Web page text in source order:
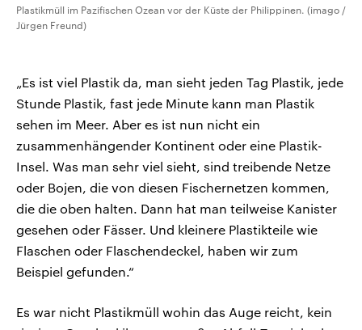
Plastikmüll im Pazifischen Ozean vor der Küste der Philippinen. (imago /
Jürgen Freund)
„Es ist viel Plastik da, man sieht jeden Tag Plastik, jede
Stunde Plastik, fast jede Minute kann man Plastik
sehen im Meer. Aber es ist nun nicht ein
zusammenhängender Kontinent oder eine Plastik-
Insel. Was man sehr viel sieht, sind treibende Netze
oder Bojen, die von diesen Fischernetzen kommen,
die die oben halten. Dann hat man teilweise Kanister
gesehen oder Fässer. Und kleinere Plastikteile wie
Flaschen oder Flaschendeckel, haben wir zum
Beispiel gefunden.“
Es war nicht Plastikmüll wohin das Auge reicht, kein